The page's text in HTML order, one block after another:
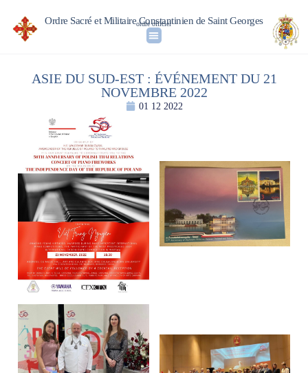
Ordre Sacré et Militaire Constantinien de Saint Georges
ordre officiel
ASIE DU SUD-EST : ÉVÉNEMENT DU 21
NOVEMBRE 2022
01 12 2022